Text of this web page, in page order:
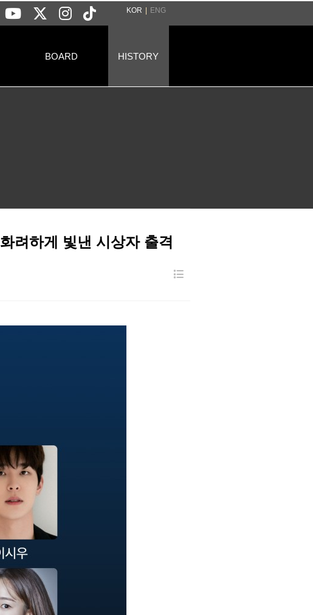
BOARD HISTORY
KOR ENG
려하게 빛낸 시상자 출격